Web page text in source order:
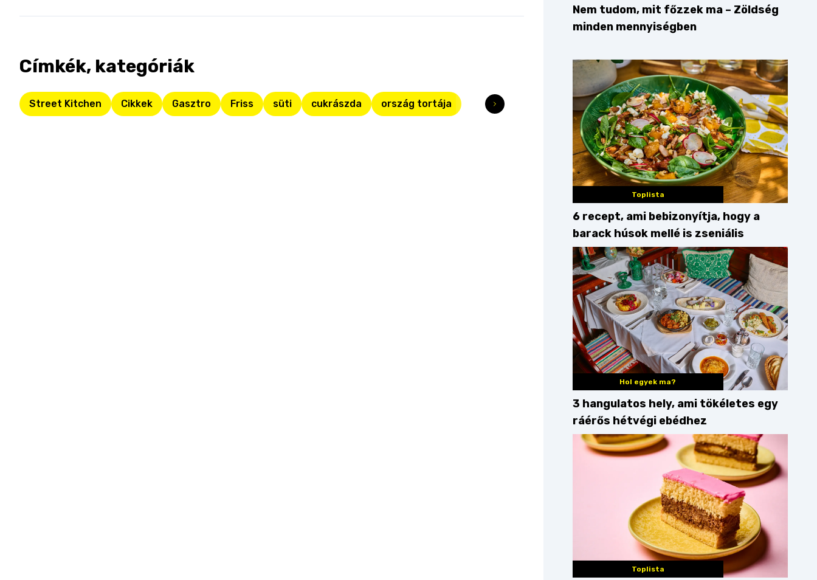
Címkék, kategóriák
Street Kitchen Cikkek Gasztro Friss süti cukrászda ország tortája
Nem tudom, mit főzzek ma – Zöldség
minden mennyiségben
Toplista
6 recept, ami bebizonyítja, hogy a
barack húsok mellé is zseniális
Hol egyek ma?
3 hangulatos hely, ami tökéletes egy
ráérős hétvégi ebédhez
Toplista